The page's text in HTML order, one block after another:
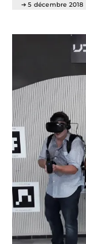
5 décembre 2018